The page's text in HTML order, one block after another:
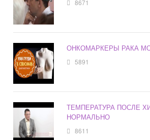
8671
ОНКОМАРКЕРЫ РАКА
5891
ТЕМПЕРАТУРА ПОСЛЕ
НОРМАЛЬНО
8611